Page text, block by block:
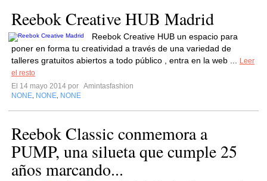
Reebok Creative HUB Madrid
Reebok Creative HUB un espacio para
poner en forma tu creatividad a través de una variedad de
talleres gratuitos abiertos a todo público , entra en la web ...
Leer
el resto
El 14 mayo 2014 por Amintasfashion
NONE NONE NONE
Reebok Classic conmemora a
PUMP, una silueta que cumple 25
años marcando...